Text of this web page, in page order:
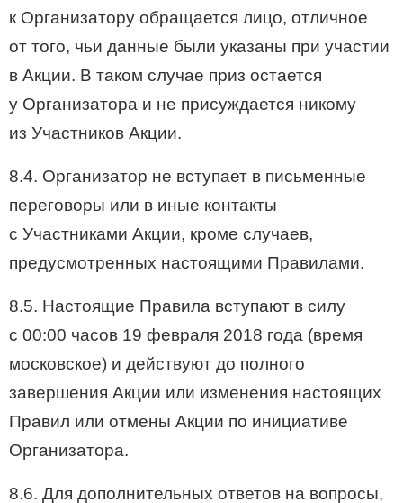
к Организатору обращается лицо, отличное
от того, чьи данные были указаны при участии
в Акции. В таком случае приз остается
у Организатора и не присуждается никому
из Участников Акции.
8.4. Организатор не вступает в письменные
переговоры или в иные контакты
с Участниками Акции, кроме случаев,
предусмотренных настоящими Правилами.
8.5. Настоящие Правила вступают в силу
с 00:00 часов 19 февраля 2018 года (время
московское) и действуют до полного
завершения Акции или изменения настоящих
Правил или отмены Акции по инициативе
Организатора.
8.6. Для дополнительных ответов на вопросы,